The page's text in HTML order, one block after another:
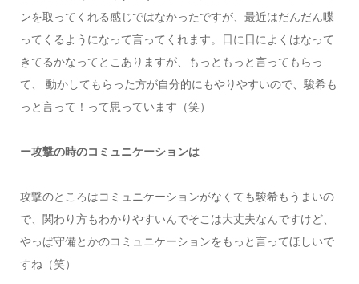
ンを取ってくれる感じではなかったですが、最近はだんだん喋
ってくるようになって言ってくれます。日に日によくはなって
きてるかなってとこありますが、もっともっと言ってもらっ
て、 動かしてもらった方が自分的にもやりやすいので、駿希も
っと言って！って思っています（笑）
ー攻撃の時のコミュニケーションは
攻撃のところはコミュニケーションがなくても駿希もうまいの
で、関わり方もわかりやすいんでそこは大丈夫なんですけど、
やっぱ守備とかのコミュニケーションをもっと言ってほしいで
すね（笑）